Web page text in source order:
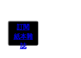
訂閱
紙本雜
誌